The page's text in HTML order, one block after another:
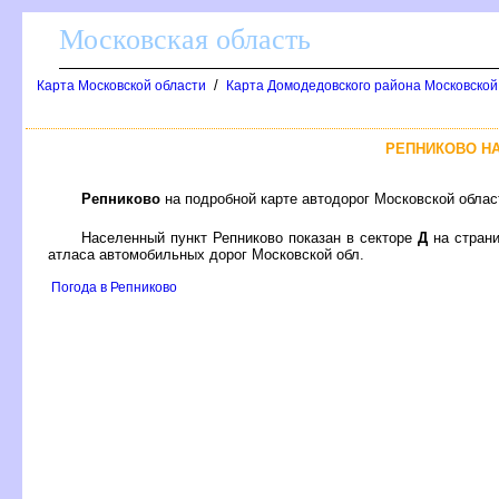
Московская область
Карта Московской области / Карта Домодедовского района
РЕПНИКОВО
Репниково на подробной карте автодорог Московской
Населенный пункт Репниково показан в секторе Д на
атласа автомобильных дорог Московской обл.
Погода в Репниково